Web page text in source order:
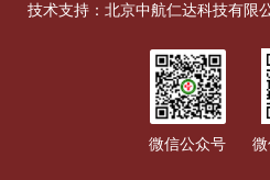
技术支持：北京中航仁达科技有限
微信公众号